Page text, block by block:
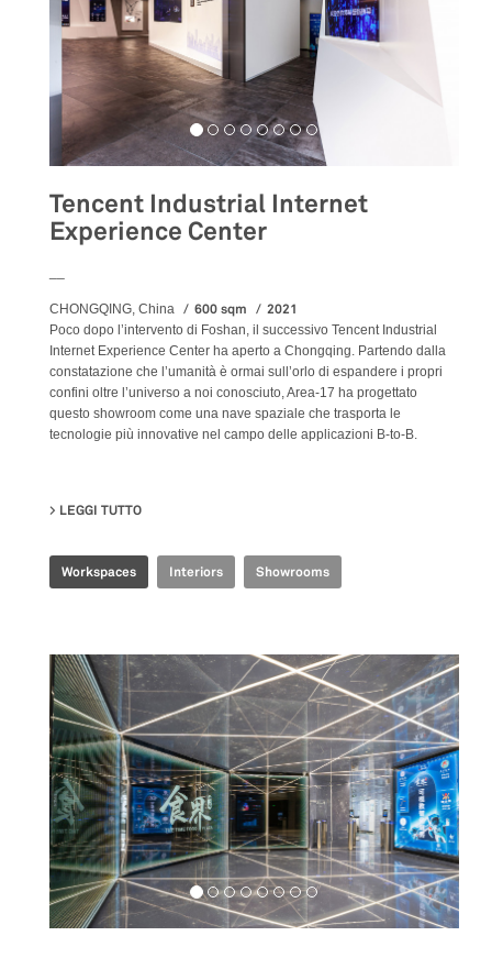
Tencent Industrial Internet
Experience Center
CHONGQING, China 600 sqm 2021
Poco dopo l’intervento di Foshan, il successivo Tencent Industrial
Internet Experience Center ha aperto a Chongqing. Partendo dalla
constatazione che l’umanità è ormai sull’orlo di espandere i propri
confini oltre l’universo a noi conosciuto, Area-17 ha progettato
questo showroom come una nave spaziale che trasporta le
tecnologie più innovative nel campo delle applicazioni B-to-B.
LEGGI TUTTO
Workspaces Interiors Showrooms